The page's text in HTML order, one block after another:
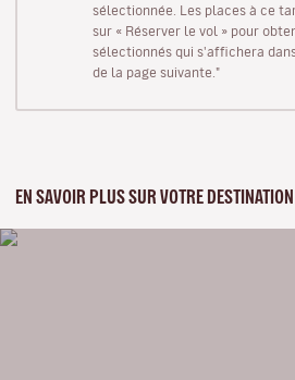
sélectionnée. Les places à ce
sur « Réserver le vol » pour
sélectionnés qui s'affichera
de la page suivante."
EN SAVOIR PLUS SUR VOTRE DESTINATION